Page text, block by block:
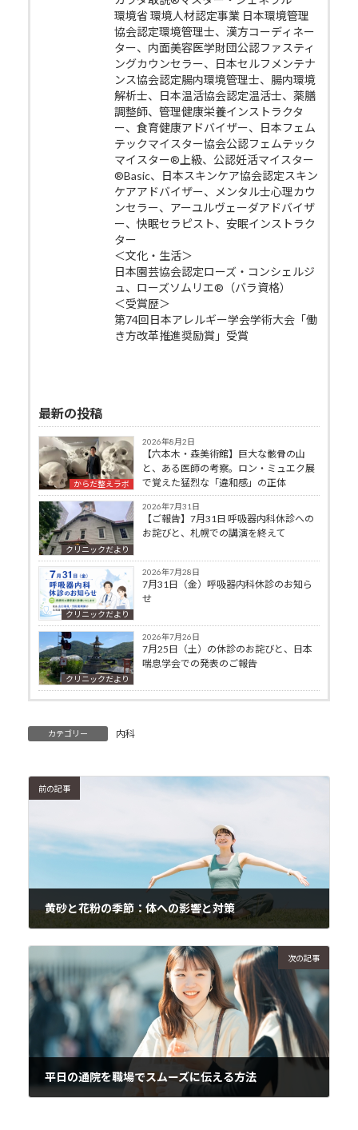
環境省 環境人材認定事業 日本環境管理
協会認定環境管理士、漢方コーディネー
ター、内面美容医学財団公認ファスティ
ングカウンセラー、日本セルフメンテナ
ンス協会認定腸内環境管理士、腸内環境
解析士、日本温活協会認定温活士、薬膳
調整師、管理健康栄養インストラクタ
ー、食育健康アドバイザー、日本フェム
テックマイスター協会公認フェムテック
マイスター®上級、公認妊活マイスター
®Basic、日本スキンケア協会認定スキン
ケアアドバイザー、メンタル士心理カウ
ンセラー、アーユルヴェーダアドバイザ
ー、快眠セラピスト、安眠インストラク
ター
＜文化・生活＞
日本園芸協会認定ローズ・コンシェルジ
ュ、ローズソムリエ®（バラ資格）
＜受賞歴＞
第74回日本アレルギー学会学術大会「働
き方改革推進奨励賞」受賞
最新の投稿
からだ整えラボ
2026年8月2日
【六本木・森美術館】巨大な骸骨の山
と、ある医師の考察。ロン・ミュエク展
で覚えた猛烈な「違和感」の正体
クリニックだより
2026年7月31日
【ご報告】7月31日 呼吸器内科休診への
お詫びと、札幌での講演を終えて
クリニックだより
2026年7月28日
7月31日（金）呼吸器内科休診のお知ら
せ
クリニックだより
2026年7月26日
7月25日（土）の休診のお詫びと、日本
喘息学会での発表のご報告
カテゴリー 内科
前の記事
黄砂と花粉の季節：体への影響と対策
次の記事
平日の通院を職場でスムーズに伝える方法